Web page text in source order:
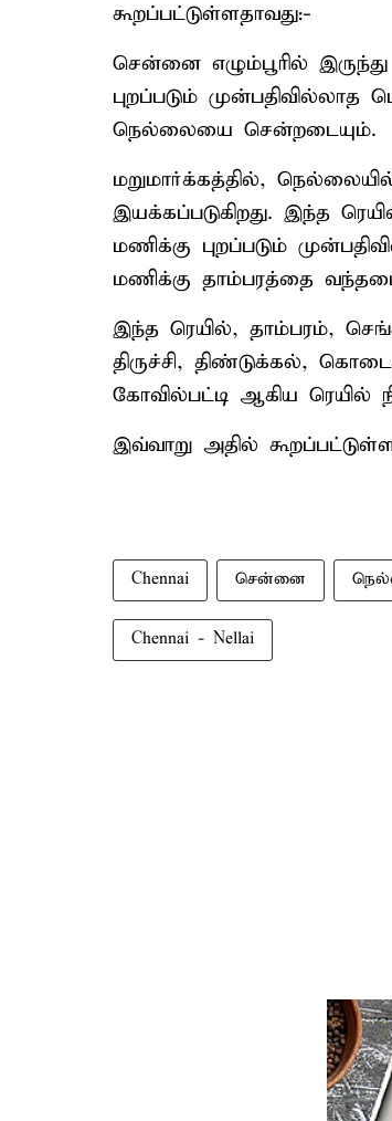
கூறப்பட்டுள்ளதாவது:-
சென்னை எழும்பூரில்
புறப்படும்
நெல்லையை சென்றடையும்.
மறுமார்க்கத்தில்,
இயக்கப்படுகிறது. இந்த
மணிக்கு புறப்படும்
மணிக்கு தாம்பரத்தை
இந்த ரெயில், தாம்பரம்,
திருச்சி, திண்டுக்கல்,
கோவில்பட்டி ஆகிய ரெயில்
இவ்வாறு அதில்
Chennai சென்னை
Chennai - Nellai